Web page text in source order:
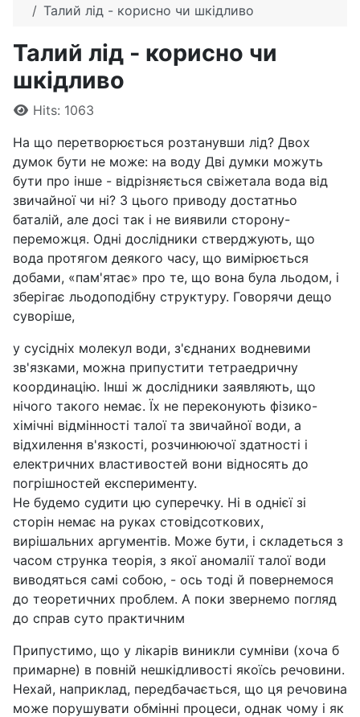
Талий лід - корисно чи шкідливо
Талий лід - корисно чи
шкідливо
DetailsHits: 1063
На що перетворюється розтанувши лід? Двох
думок бути не може: на воду Дві думки можуть
бути про інше - відрізняється свіжетала вода від
звичайної чи ні? З цього приводу достатньо
баталій, але досі так і не виявили сторону-
переможця. Одні дослідники стверджують, що
вода протягом деякого часу, що вимірюється
добами, «пам'ятає» про те, що вона була льодом, і
зберігає льодоподібну структуру. Говорячи дещо
суворіше,
у сусідніх молекул води, з'єднаних водневими
зв'язками, можна припустити тетраедричну
координацію. Інші ж дослідники заявляють, що
нічого такого немає. Їх не переконують фізико-
хімічні відмінності талої та звичайної води, а
відхилення в'язкості, розчинюючої здатності і
електричних властивостей вони відносять до
погрішностей експерименту.
Не будемо судити цю суперечку. Ні в однієї зі
сторін немає на руках стовідсоткових,
вирішальних аргументів. Може бути, і складеться з
часом струнка теорія, з якої аномалії талої води
виводяться самі собою, - ось тоді й повернемося
до теоретичних проблем. А поки звернемо погляд
до справ суто практичним
Припустимо, що у лікарів виникли сумніви (хоча б
примарне) в повній нешкідливості якоїсь речовини.
Нехай, наприклад, передбачається, що ця речовина
може порушувати обмінні процеси, однак чому і як